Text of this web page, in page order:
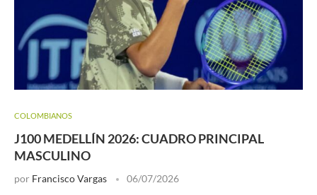
COLOMBIANOS
J100 MEDELLÍN 2026: CUADRO PRINCIPAL
MASCULINO
por Francisco Vargas 06/07/2026